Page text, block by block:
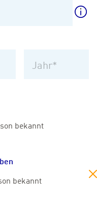
bekannt
bekannt